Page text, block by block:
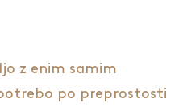
z enim samim
po preprostosti